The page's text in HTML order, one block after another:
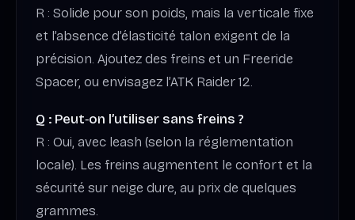
R : Solide pour son poids, mais la verticale fixe
et l’absence d’élasticité talon exigent de la
précision. Ajoutez des freins et un Freeride
Spacer, ou envisagez l’ATK Raider 12.
Q : Peut‑on l’utiliser sans freins ?
R : Oui, avec leash (selon la réglementation
locale). Les freins augmentent le confort et la
sécurité sur neige dure, au prix de quelques
grammes.